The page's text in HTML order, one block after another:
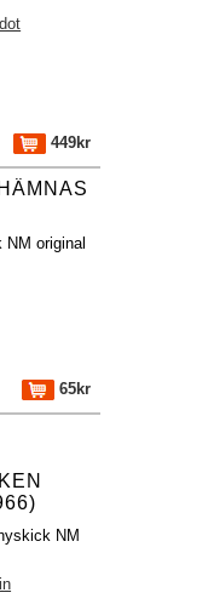
449kr
original
65kr
NM